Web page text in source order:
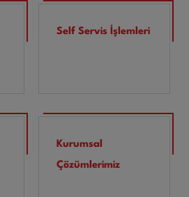
Self Servis İşlemleri
Kurumsal
Çözümlerimiz